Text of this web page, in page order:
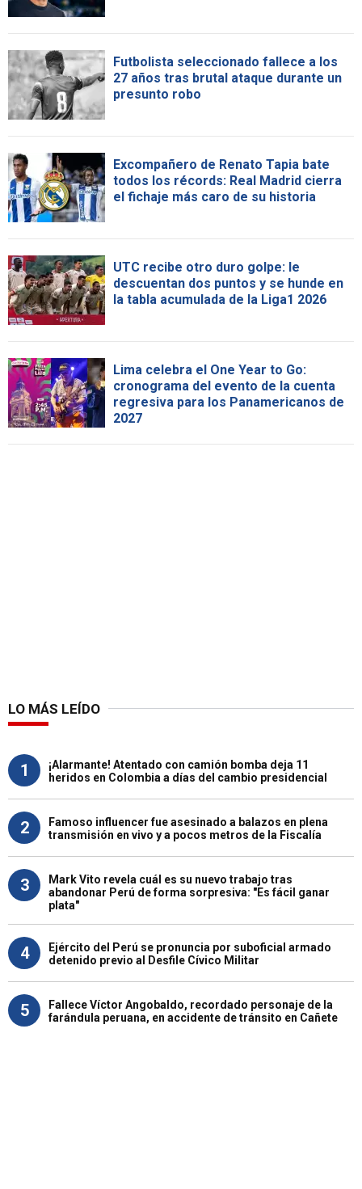
Futbolista seleccionado fallece a los
27 años tras brutal ataque durante un
presunto robo
Excompañero de Renato Tapia bate
todos los récords: Real Madrid cierra
el fichaje más caro de su historia
UTC recibe otro duro golpe: le
descuentan dos puntos y se hunde en
la tabla acumulada de la Liga1 2026
Lima celebra el One Year to Go:
cronograma del evento de la cuenta
regresiva para los Panamericanos de
2027
LO MÁS LEÍDO
1
¡Alarmante! Atentado con camión bomba deja 11
heridos en Colombia a días del cambio presidencial
2
Famoso influencer fue asesinado a balazos en plena
transmisión en vivo y a pocos metros de la Fiscalía
3
Mark Vito revela cuál es su nuevo trabajo tras
abandonar Perú de forma sorpresiva: "Es fácil ganar
plata"
4
Ejército del Perú se pronuncia por suboficial armado
detenido previo al Desfile Cívico Militar
5
Fallece Víctor Angobaldo, recordado personaje de la
farándula peruana, en accidente de tránsito en Cañete